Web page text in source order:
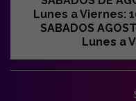
Lunes a Viernes:
SABADOS
Lunes a